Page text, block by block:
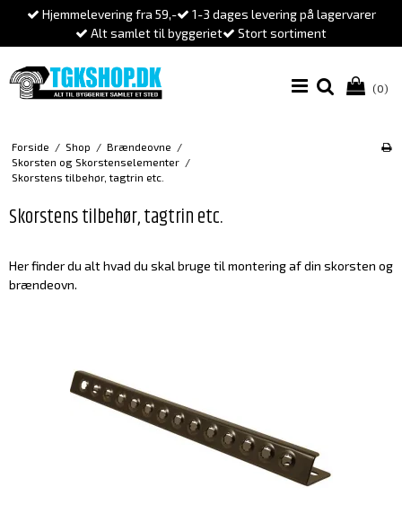
Hjemmelevering fra 59,-
1-3 dages levering på lagervarer
Alt samlet til byggeriet
Stort sortiment
(0)
Forside / Shop / Brændeovne /
Skorsten og Skorstenselementer /
Skorstens tilbehør, tagtrin etc.
Skorstens tilbehør, tagtrin etc.
Her finder du alt hvad du skal bruge til montering af din skorsten og
brændeovn.